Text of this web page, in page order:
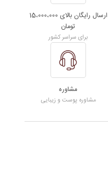
ارسال رایگان بالای 15،000،000
تومان
برای سراسر کشور
مشاوره
مشاوره پوست و زیبایی